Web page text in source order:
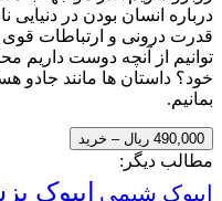
درباره انسان بودن در
قدرت درونی و ارتباطات قوی
توانیم از آنچه دوست داریم
خود؟ داستان ها مانند جادو
بمانیم.
490,000 ریال – خرید
مطالب دیگر:
ایبوک شیمی ایبوک